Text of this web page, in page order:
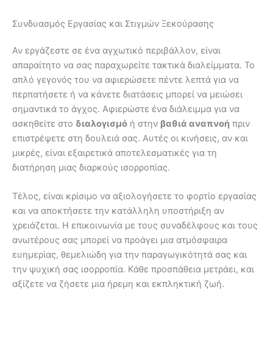
Συνδυασμός Εργασίας και Στιγμών Ξεκούρασης
Αν εργάζεστε σε ένα αγχωτικό περιβάλλον, είναι
απαραίτητο να σας παραχωρείτε τακτικά διαλείμματα. Το
απλό γεγονός του να αφιερώσετε πέντε λεπτά για να
περπατήσετε ή να κάνετε διατάσεις μπορεί να μειώσει
σημαντικά το άγχος. Αφιερώστε ένα διάλειμμα για να
ασκηθείτε στο διαλογισμό ή στην βαθιά αναπνοή πριν
επιστρέψετε στη δουλειά σας. Αυτές οι κινήσεις, αν και
μικρές, είναι εξαιρετικά αποτελεσματικές για τη
διατήρηση μιας διαρκούς ισορροπίας.
Τέλος, είναι κρίσιμο να αξιολογήσετε το φορτίο εργασίας
και να αποκτήσετε την κατάλληλη υποστήριξη αν
χρειάζεται. Η επικοινωνία με τους συναδέλφους και τους
ανωτέρους σας μπορεί να προάγει μια ατμόσφαιρα
ευημερίας, θεμελιώδη για την παραγωγικότητά σας και
την ψυχική σας ισορροπία. Κάθε προσπάθεια μετράει, και
αξίζετε να ζήσετε μια ήρεμη και εκπληκτική ζωή.